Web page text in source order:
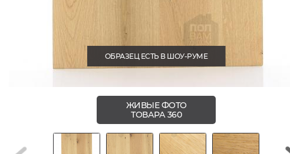
ОБРАЗЕЦ ЕСТЬ В ШОУ-РУМЕ
ЖИВЫЕ ФОТО
ТОВАРА 360